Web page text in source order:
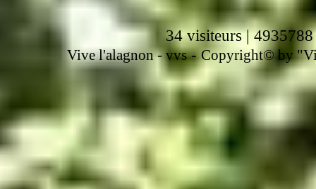
34 visiteurs | 4935788
Vive l'alagnon -vvs-Copyright© by